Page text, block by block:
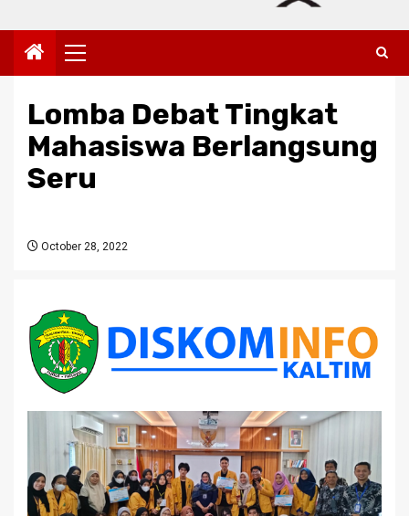
Primary
Menu
Lomba Debat Tingkat
Mahasiswa Berlangsung
Seru
October 28, 2022